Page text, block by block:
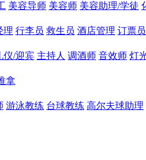
美容导师 美容师 美容助理/学徒
理 行李员 救生员 酒店管理 订票员
仪/迎宾 主持人 调酒师 音效师 灯
拿
游泳教练 台球教练 高尔夫球助理